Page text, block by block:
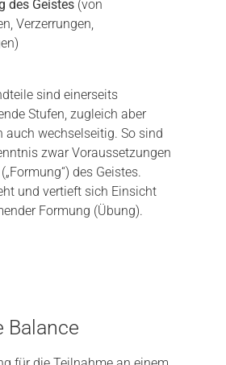
des Geistes (von
Verzerrungen,
sind einerseits
Stufen, zugleich aber
auch wechselseitig. So sind
zwar Voraussetzungen
des Geistes.
und vertieft sich Einsicht
Formung (Übung).
Balance